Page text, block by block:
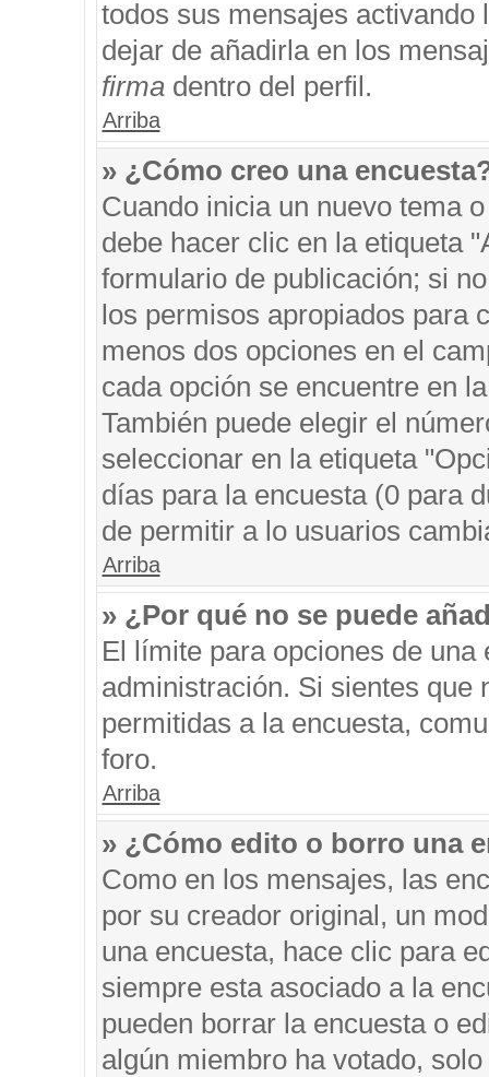
todos sus mensajes
dejar de añadirla en los
firmadentro del perfil.
Arriba
» ¿Cómo creo una
Cuando inicia un nuevo tema
debe hacer clic en la etiqueta
formulario de publicación; si
los permisos apropiados para
menos dos opciones en el
cada opción se encuentre en
También puede elegir el
seleccionar en la etiqueta
días para la encuesta (0 para
de permitir a lo usuarios
Arriba
» ¿Por qué no se puede
El límite para opciones de una
administración. Si sientes que
permitidas a la encuesta,
foro.
Arriba
» ¿Cómo edito o borro una
Como en los mensajes, las
por su creador original, un
una encuesta, hace clic para
siempre esta asociado a la
pueden borrar la encuesta o
algún miembro ha votado,